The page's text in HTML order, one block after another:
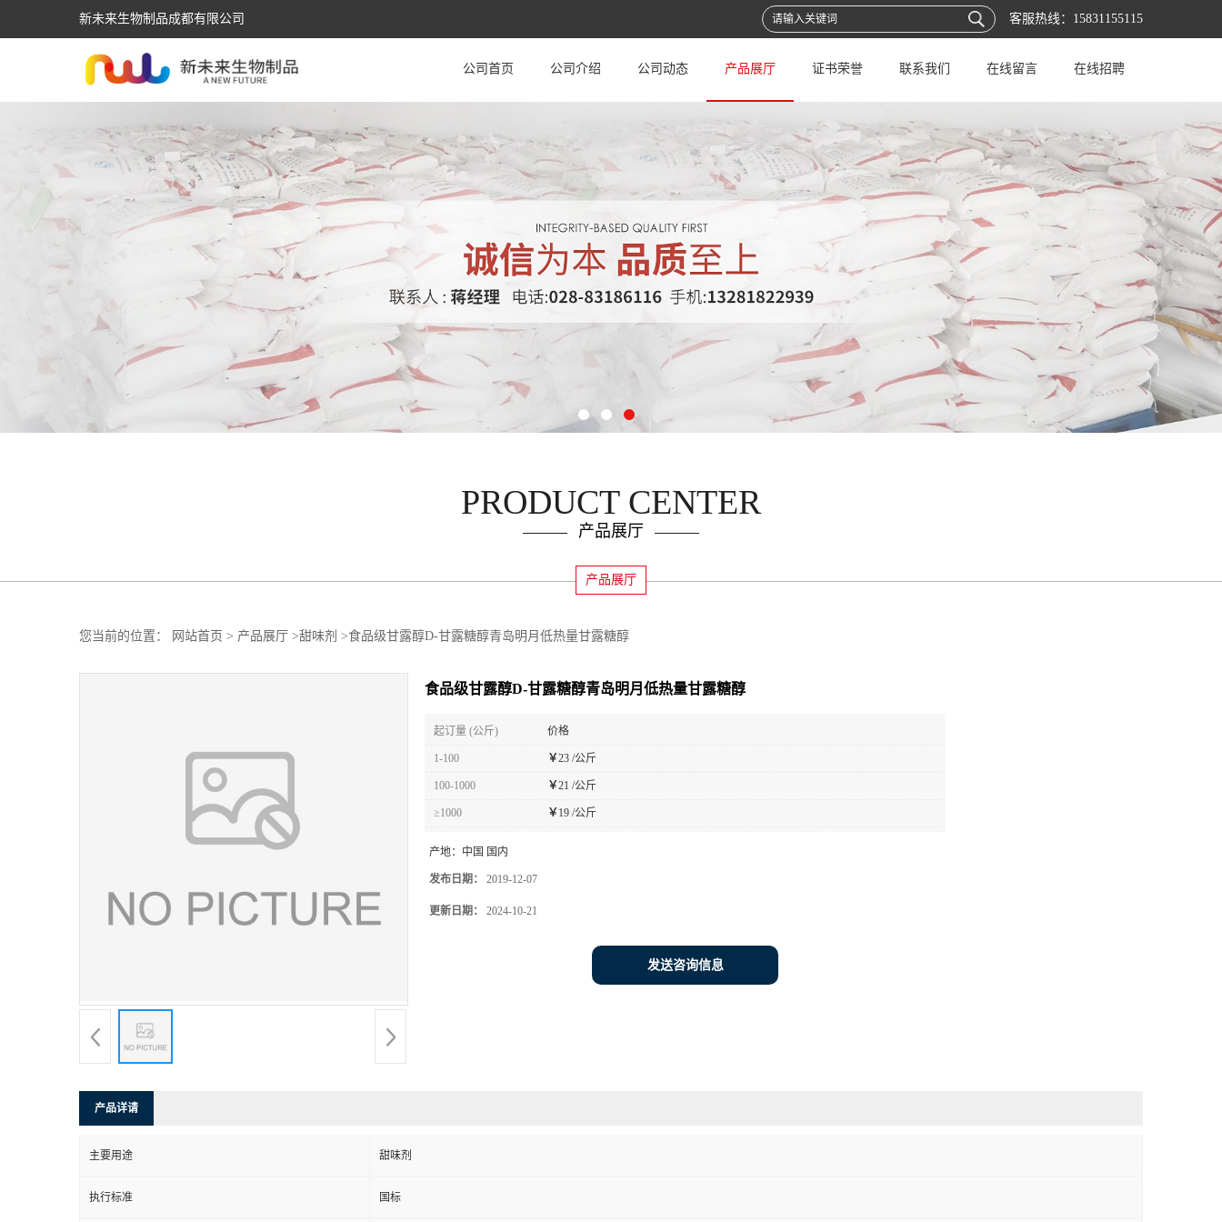
新未来生物制品成都有限公司 客服热线： 15831155115
公司首页 公司介绍 公司动态 产品展厅 证书荣誉 联系我们 在线留言 在线招聘
PRODUCT CENTER
产品展厅
产品展厅
您当前的位置： 网站首页 > 产品展厅 >甜味剂 >食品级甘露醇D-甘露糖醇青岛明月低热量甘露糖醇
食品级甘露醇D-甘露糖醇青岛明月低热量甘露糖醇
起订量 (公斤) 价格
1-100 ￥23 /公斤
100-1000 ￥21 /公斤
≥1000 ￥ 19 /公斤
产地： 中国 国内
发布日期： 2019-12-07
更新日期： 2024-10-21
发送咨询信息
产品详请
主要用途 甜味剂
执行标准 国标